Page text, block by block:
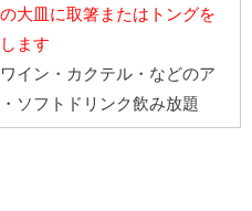
大皿に取箸またはトングを
ます
イン・カクテル・などのア
ソフトドリンク飲み放題